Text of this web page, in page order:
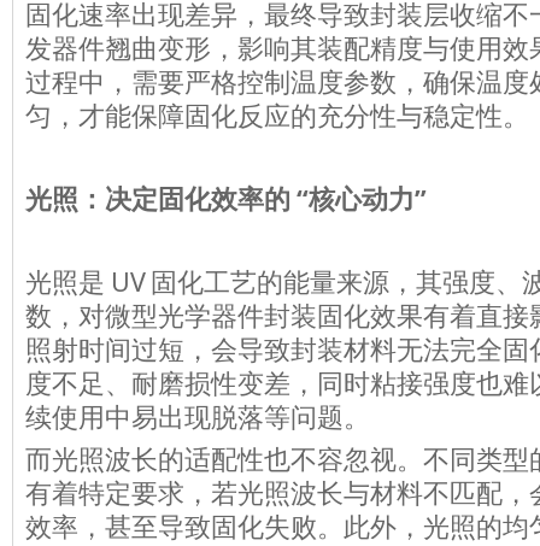
固化速率出现差异，最终导致封装层收缩
发器件翘曲变形，影响其装配精度与使用
过程中，需要严格控制温度参数，确保温
匀，才能保障固化反应的充分性与稳定性。
光照：决定固化效率的 “核心动力”
光照是 UV 固化工艺的能量来源，其强度、
数，对微型光学器件封装固化效果有着直
照射时间过短，会导致封装材料无法完全
度不足、耐磨损性变差，同时粘接强度也
续使用中易出现脱落等问题。
而光照波长的适配性也不容忽视。不同类型
有着特定要求，若光照波长与材料不匹配
效率，甚至导致固化失败。此外，光照的